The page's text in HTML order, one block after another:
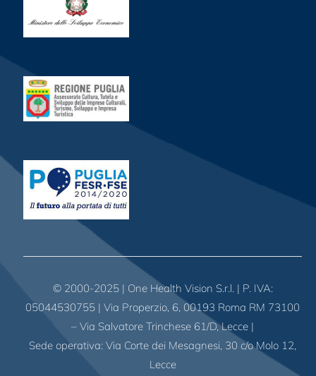
© 2000-2025 | One Health Vision S.r.l. | P. IVA:
05044530755 | Via Properzio, 6, 00193 Roma RM 73100
– Via Salvatore Trinchese 61/D, Lecce |
Sede operativa: Via Corte dei Mesagnesi, 30 c/o Molo 12,
Lecce